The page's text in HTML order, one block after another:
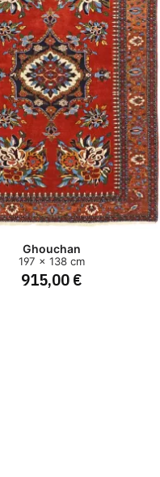
Ghouchan
197 x 138 cm
915,00 €